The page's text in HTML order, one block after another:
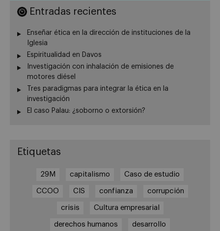
Entradas recientes
Enseñar ética en la dirección de instituciones de la
Iglesia
Espiritualidad en Davos
Investigación con inhalación de emisiones de
motores diésel
Tres paradigmas para integrar la ética en la
investigación
El caso Palau: ¿soborno o extorsión?
Etiquetas
29M capitalismo Caso de estudio
CCOO CIS confianza corrupción
crisis Cultura empresarial
derechos humanos desarrollo